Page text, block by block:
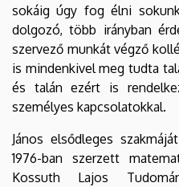
sokáig úgy fog élni
dolgozó, több irányban
szervező munkát végző
is mindenkivel meg tudta
és talán ezért is
személyes kapcsolatokkal.
János elsődleges
1976-ban szerzett
Kossuth Lajos